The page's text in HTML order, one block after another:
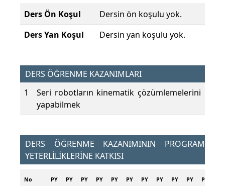
Ders Ön Koşul
Dersin ön koşulu yok.
Ders Yan Koşul
Dersin yan koşulu yok.
DERS ÖĞRENME KAZANIMLARI
1
Seri robotların kinematik çözümlemelerini
yapabilmek
DERS ÖĞRENME KAZANIMININ PROGRAM
YETERLİLİKLERİNE KATKISI
No
PY
PY
PY
PY
PY
PY
PY
PY
PY
PY
PY